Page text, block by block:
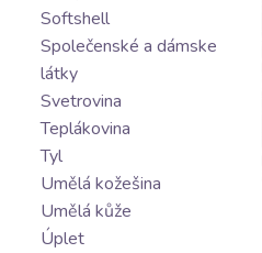
Softshell
Společenské a dámske
látky
Svetrovina
Teplákovina
Tyl
Umělá kožešina
Umělá kůže
Úplet